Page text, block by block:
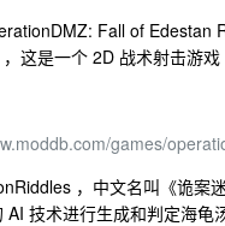
Fall of Edestan
这是一个 2D 战术射击游戏
games/
，中文名叫《诡案
AI 技术进行生成和判定海龟